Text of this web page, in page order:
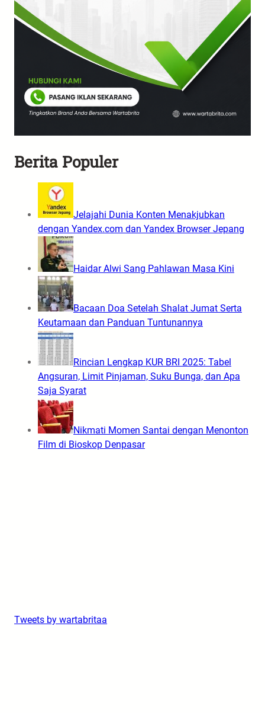
Berita Populer
Jelajahi Dunia Konten Menakjubkan
dengan Yandex.com dan Yandex Browser Jepang
Haidar Alwi Sang Pahlawan Masa Kini
Bacaan Doa Setelah Shalat Jumat Serta
Keutamaan dan Panduan Tuntunannya
Rincian Lengkap KUR BRI 2025: Tabel
Angsuran, Limit Pinjaman, Suku Bunga, dan Apa
Saja Syarat
Nikmati Momen Santai dengan Menonton
Film di Bioskop Denpasar
Tweets by wartabritaa